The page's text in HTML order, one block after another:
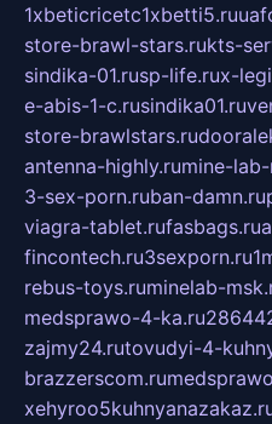
1xbeticricetc1xbetti5.ru
store-brawl-stars.rukts-
sindika-01.rusp-life.rux-
e-abis-1-c.rusindika01.ru
store-brawlstars.ru
antenna-highly.rumine-
3-sex-porn.ruban-damn.ru
viagra-tablet.rufasbags.ru
fincontech.ru3sexporn.ru
rebus-toys.ruminelab-
medsprawo-4-ka.ru
zajmy24.rutovudyi-4-
brazzerscom.ru